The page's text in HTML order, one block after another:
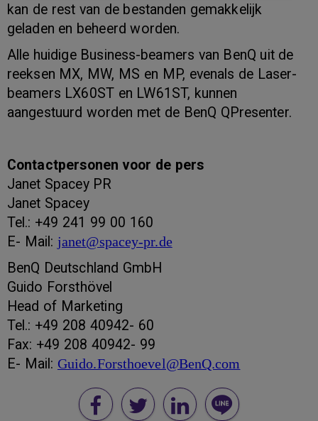
kan de rest van de bestanden gemakkelijk
geladen en beheerd worden.
Alle huidige Business-beamers van BenQ uit de
reeksen MX, MW, MS en MP, evenals de Laser-
beamers LX60ST en LW61ST, kunnen
aangestuurd worden met de BenQ QPresenter.
Contactpersonen voor de pers
Janet Spacey PR
Janet Spacey
Tel.: +49 241 99 00 160
E- Mail: janet@spacey-pr.de
BenQ Deutschland GmbH
Guido Forsthövel
Head of Marketing
Tel.: +49 208 40942- 60
Fax: +49 208 40942- 99
E- Mail: Guido.Forsthoevel@BenQ.com